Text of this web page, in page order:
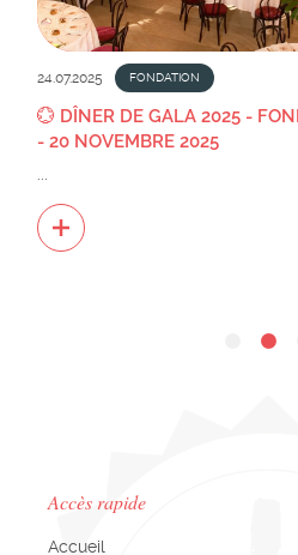
24.07.2025 FONDATION
💮 DÎNER DE GALA 2025 -
- 20 NOVEMBRE 2025
Accès rapide
Accueil